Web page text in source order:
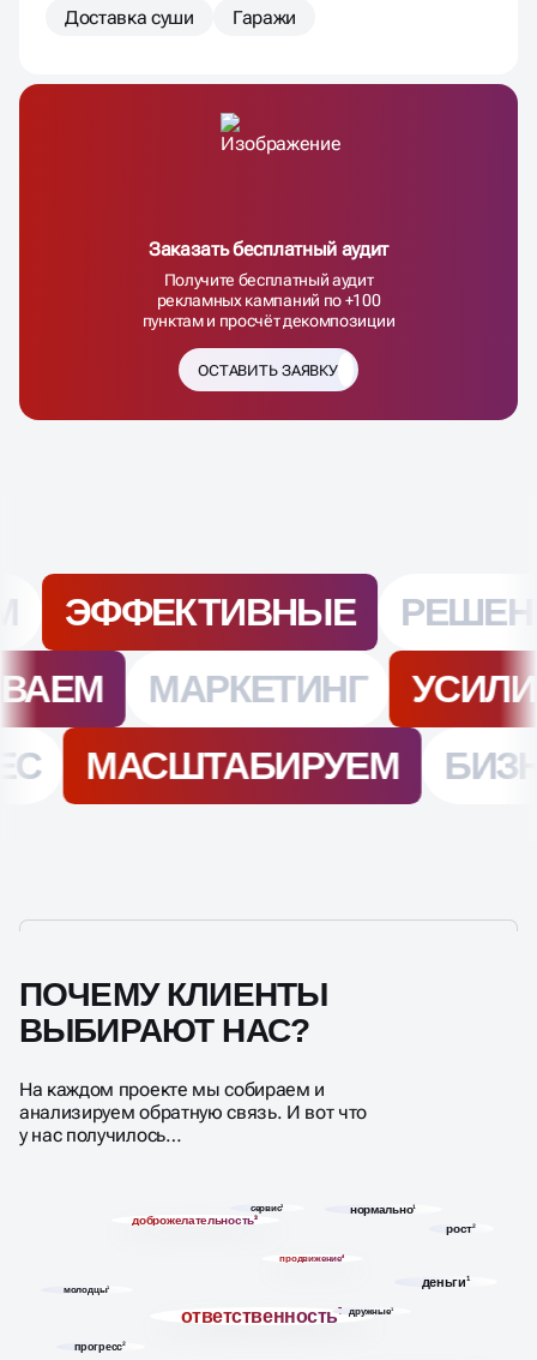
Доставка суши
Гаражи
Заказать бесплатный аудит
Получите бесплатный аудит
рекламных кампаний по +100
пунктам и просчёт декомпозиции
ОСТАВИТЬ ЗАЯВКУ
ПОЧЕМУ КЛИЕНТЫ
ВЫБИРАЮТ НАС?
На каждом проекте мы собираем и
анализируем обратную связь. И вот что
у нас получилось…
ответственность7
продвижение4
рост2
нормально1
дружные1
доброжелательность3
сервис3
молодцы1 деньги1
прогресс2